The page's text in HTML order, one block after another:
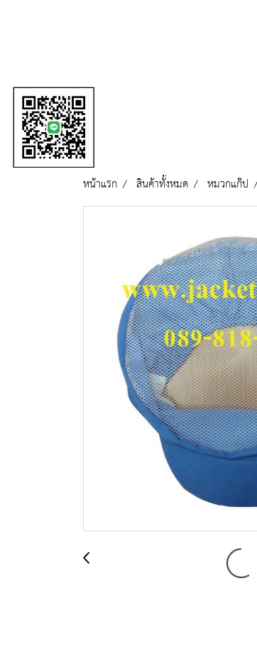
หน้าแรก สินค้าทั้งหมด หมวกแก๊ป